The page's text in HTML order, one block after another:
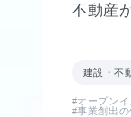
不動産
建設・不
#オープン
#事業創出の